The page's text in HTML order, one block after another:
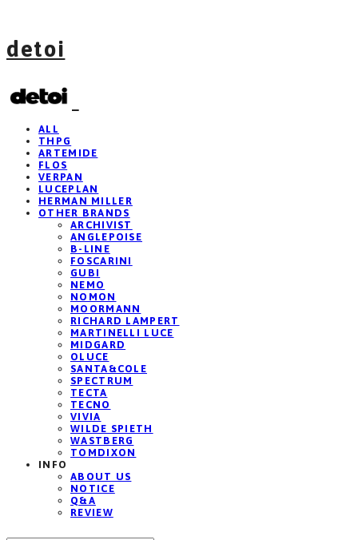
detoi
ALL
THPG
ARTEMIDE
FLOS
VERPAN
LUCEPLAN
HERMAN MILLER
OTHER BRANDS
ARCHIVIST
ANGLEPOISE
B-LINE
FOSCARINI
GUBI
NEMO
NOMON
MOORMANN
RICHARD LAMPERT
MARTINELLI LUCE
MIDGARD
OLUCE
SANTA&COLE
SPECTRUM
TECTA
TECNO
VIVIA
WILDE SPIETH
WASTBERG
TOMDIXON
INFO
ABOUT US
NOTICE
Q&A
REVIEW